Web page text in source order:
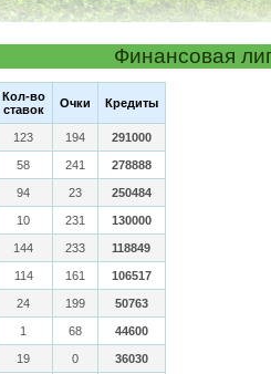
Финансовая
Кол-во
ставок
Очки Кредиты
123 194 291000
58 241 278888
94 23 250484
10 231 130000
144 233 118849
114 161 106517
24 199 50763
1 68 44600
19 0 36030